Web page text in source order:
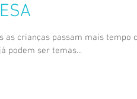
as crianças passam mais tempo
podem ser temas...